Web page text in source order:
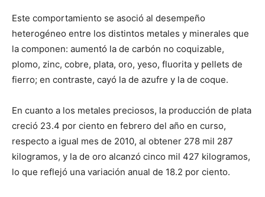
Este comportamiento se asoció al desempeño
heterogéneo entre los distintos metales y minerales que
la componen: aumentó la de carbón no coquizable,
plomo, zinc, cobre, plata, oro, yeso, fluorita y pellets de
fierro; en contraste, cayó la de azufre y la de coque.
En cuanto a los metales preciosos, la producción de plata
creció 23.4 por ciento en febrero del año en curso,
respecto a igual mes de 2010, al obtener 278 mil 287
kilogramos, y la de oro alcanzó cinco mil 427 kilogramos,
lo que reflejó una variación anual de 18.2 por ciento.